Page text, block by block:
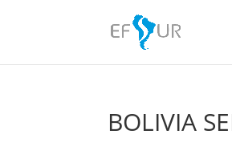
BOLIVIA